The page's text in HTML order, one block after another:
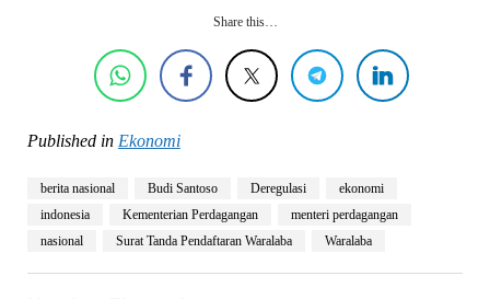
Share this…
Published in Ekonomi
berita nasional Budi Santoso Deregulasi
ekonomi
indonesia
Kementerian Perdagangan
menteri perdagangan
nasional
Surat Tanda Pendaftaran Waralaba Waralaba